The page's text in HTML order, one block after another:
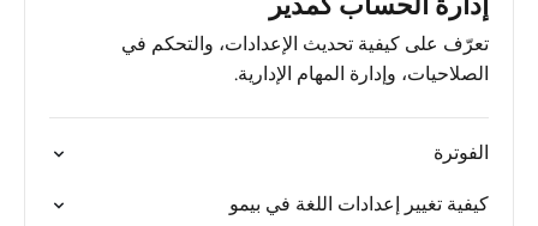
تعرّف على كيفية تحديث الإعدادات، والتحكم في
الصلاحيات، وإدارة المهام الإدارية.
الفوترة
كيفية تغيير إعدادات اللغة في بيمو